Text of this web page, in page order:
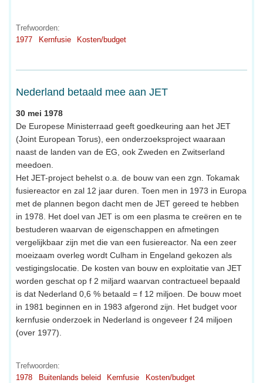
Trefwoorden:
1977
Kernfusie Kosten/budget
Nederland betaald mee aan JET
30 mei 1978
De Europese Ministerraad geeft goedkeuring aan het JET
(Joint European Torus), een onderzoeksproject waaraan
naast de landen van de EG, ook Zweden en Zwitserland
meedoen.
Het JET-project behelst o.a. de bouw van een zgn. Tokamak
fusiereactor en zal 12 jaar duren. Toen men in 1973 in Europa
met de plannen begon dacht men de JET gereed te hebben
in 1978. Het doel van JET is om een plasma te creëren en te
bestuderen waarvan de eigenschappen en afmetingen
vergelijkbaar zijn met die van een fusiereactor. Na een zeer
moeizaam overleg wordt Culham in Engeland gekozen als
vestigingslocatie. De kosten van bouw en exploitatie van JET
worden geschat op f 2 miljard waarvan contractueel bepaald
is dat Nederland 0,6 % betaald = f 12 miljoen. De bouw moet
in 1981 beginnen en in 1983 afgerond zijn. Het budget voor
kernfusie onderzoek in Nederland is ongeveer f 24 miljoen
(over 1977).
Trefwoorden:
1978
Buitenlands beleid Kernfusie Kosten/budget